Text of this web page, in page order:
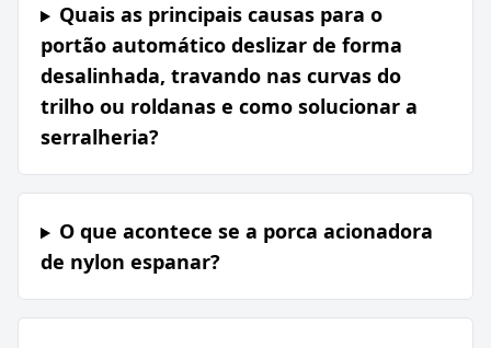
Quais as principais causas para o
portão automático deslizar de forma
desalinhada, travando nas curvas do
trilho ou roldanas e como solucionar a
serralheria?
O que acontece se a porca acionadora
de nylon espanar?